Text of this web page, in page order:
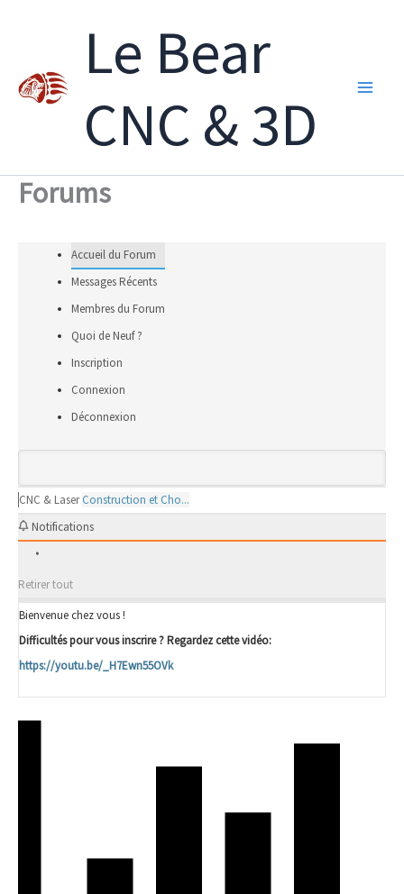
Le Bear
CNC & 3D
Forums
Accueil du Forum
Messages Récents
Membres du Forum
Quoi de Neuf ?
Inscription
Connexion
Déconnexion
CNC & Laser Construction et Cho...
Notifications
Retirer tout
Bienvenue chez vous !
Difficultés pour vous inscrire ? Regardez cette vidéo:
https://youtu.be/_H7Ewn55OVk